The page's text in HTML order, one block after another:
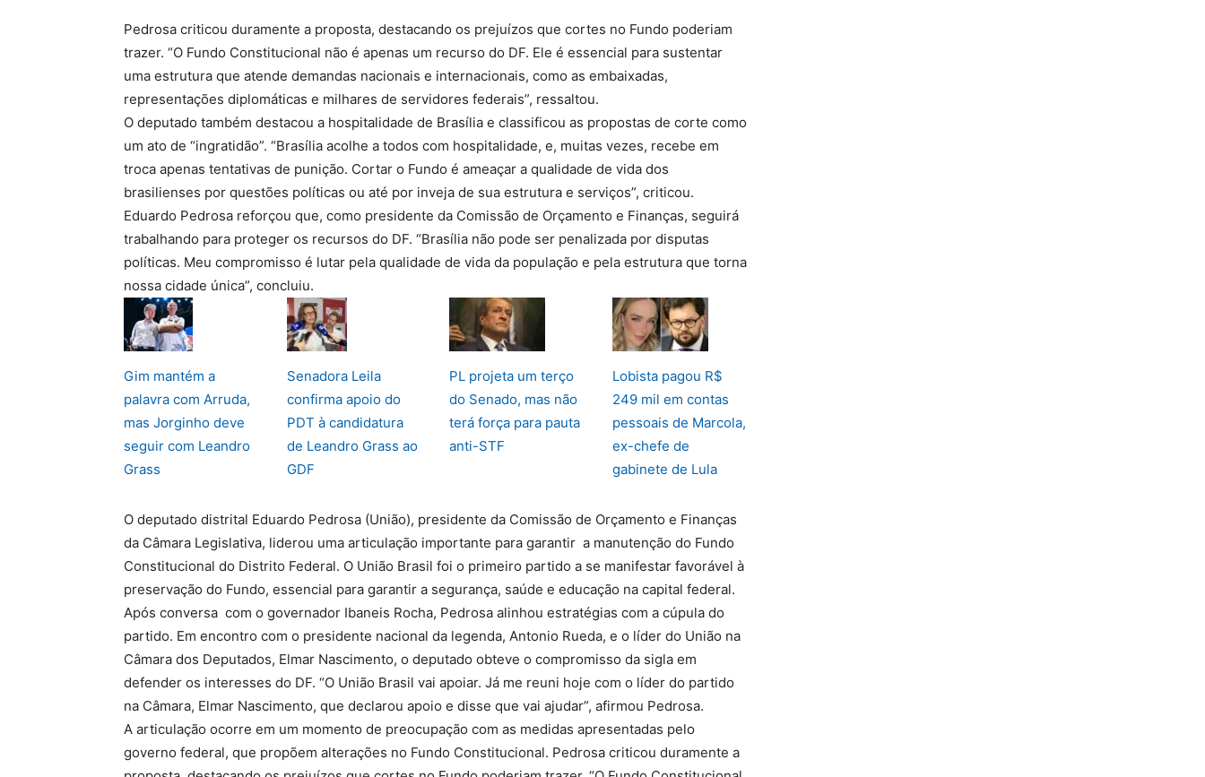
Pedrosa criticou duramente a proposta, destacando os prejuízos que cortes no Fundo poderiam
trazer. “O Fundo Constitucional não é apenas um recurso do DF. Ele é essencial para sustentar
uma estrutura que atende demandas nacionais e internacionais, como as embaixadas,
representações diplomáticas e milhares de servidores federais”, ressaltou.
O deputado também destacou a hospitalidade de Brasília e classificou as propostas de corte como
um ato de “ingratidão”. “Brasília acolhe a todos com hospitalidade, e, muitas vezes, recebe em
troca apenas tentativas de punição. Cortar o Fundo é ameaçar a qualidade de vida dos
brasilienses por questões políticas ou até por inveja de sua estrutura e serviços”, criticou.
Eduardo Pedrosa reforçou que, como presidente da Comissão de Orçamento e Finanças, seguirá
trabalhando para proteger os recursos do DF. “Brasília não pode ser penalizada por disputas
políticas. Meu compromisso é lutar pela qualidade de vida da população e pela estrutura que torna
nossa cidade única”, concluiu.
Gim mantém a
palavra com Arruda,
mas Jorginho deve
seguir com Leandro
Grass
Senadora Leila
confirma apoio do
PDT à candidatura
de Leandro Grass ao
GDF
PL projeta um terço
do Senado, mas não
terá força para pauta
anti-STF
Lobista pagou R$
249 mil em contas
pessoais de Marcola,
ex-chefe de
gabinete de Lula
O deputado distrital Eduardo Pedrosa (União), presidente da Comissão de Orçamento e Finanças
da Câmara Legislativa, liderou uma articulação importante para garantir a manutenção do Fundo
Constitucional do Distrito Federal. O União Brasil foi o primeiro partido a se manifestar favorável à
preservação do Fundo, essencial para garantir a segurança, saúde e educação na capital federal.
Após conversa com o governador Ibaneis Rocha, Pedrosa alinhou estratégias com a cúpula do
partido. Em encontro com o presidente nacional da legenda, Antonio Rueda, e o líder do União na
Câmara dos Deputados, Elmar Nascimento, o deputado obteve o compromisso da sigla em
defender os interesses do DF. “O União Brasil vai apoiar. Já me reuni hoje com o líder do partido
na Câmara, Elmar Nascimento, que declarou apoio e disse que vai ajudar”, afirmou Pedrosa.
A articulação ocorre em um momento de preocupação com as medidas apresentadas pelo
governo federal, que propõem alterações no Fundo Constitucional. Pedrosa criticou duramente a